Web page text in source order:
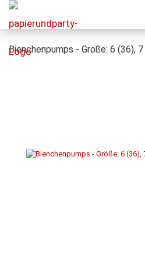
Bienchenpumps - Größe: 6 (36),